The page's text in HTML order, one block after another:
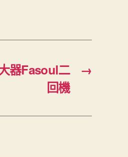
→
器Fasoul二
回機